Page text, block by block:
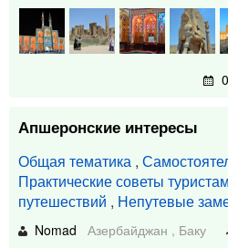
Апшеронские интересы
Общая тематика ,
Практические советы туристам
путешествий , Непутевые
Nomad Азербайджан , Баку